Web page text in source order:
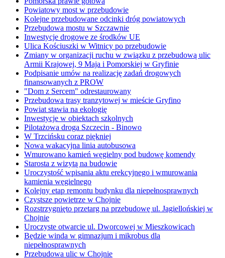
Powiatowy most w przebudowie
Kolejne przebudowane odcinki dróg powiatowych
Przebudowa mostu w Szczawnie
Inwestycje drogowe ze środków UE
Ulica Kościuszki w Witnicy po przebudowie
Zmiany w organizacji ruchu w związku z przebudową ulic
Armii Krajowej, 9 Maja i Pomorskiej w Gryfinie
Podpisanie umów na realizację zadań drogowych
finansowanych z PROW
"Dom z Sercem" odrestaurowany
Przebudowa trasy tranzytowej w mieście Gryfino
Powiat stawia na ekologię
Inwestycje w obiektach szkolnych
Pilotażowa droga Szczecin - Binowo
W Trzcińsku coraz piękniej
Nowa wakacyjna linia autobusowa
Wmurowano kamień węgielny pod budowę komendy
Starosta z wizytą na budowie
Uroczystość wpisania aktu erekcyjnego i wmurowania
kamienia węgielnego
Kolejny etap remontu budynku dla niepełnosprawnych
Czystsze powietrze w Chojnie
Rozstrzygnięto przetarg na przebudowę ul. Jagiellońskiej w
Chojnie
Uroczyste otwarcie ul. Dworcowej w Mieszkowicach
Będzie winda w gimnazjum i mikrobus dla
niepełnosprawnych
Przebudowa ulic w Chojnie